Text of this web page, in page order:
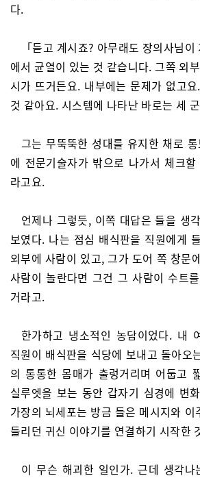
다.
「듣고 계시죠? 아무래도 장의사님
에서 균열이 있는 것 같습니다. 그쪽 외
시가 뜨거든요. 내부에는 문제가 없고
것 같아요. 시스템에 나타난 바로는 세 군
그는 무뚝뚝한 성대를 유지한 채로
에 전문기술자가 밖으로 나가서 체크
라고요.
언제나 그렇듯, 이쪽 대답은 들을 생
보였다. 나는 점심 배식판을 직원에게
외부에 사람이 있고, 그가 도어 쪽 창문
사람이 놀란다면 그건 그 사람이 수트
거라고.
한가하고 냉소적인 농담이었다. 내
직원이 배식판을 식당에 보내고 돌아오
의 통통한 몸매가 출렁거리며 어둡고
실루엣을 보는 동안 갑자기 심경에 변
가장의 뇌세포는 방금 들은 메시지와 이
들리던 귀신 이야기를 연결하기 시작한
이 무슨 해괴한 일인가. 근데 생각